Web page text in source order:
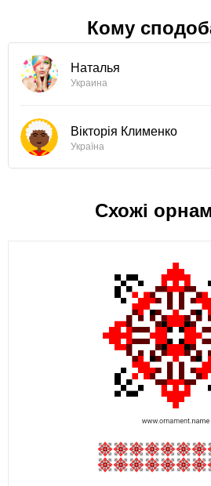
Кому
Наталья
Украина
Вікторія Клименко
Україна
Схожі